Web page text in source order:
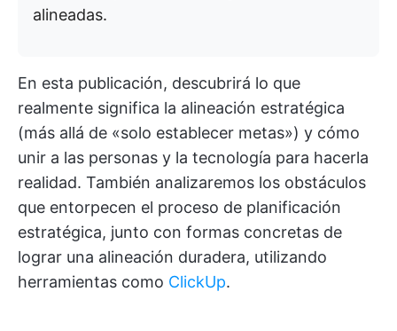
alineadas.
En esta publicación, descubrirá lo que
realmente significa la alineación estratégica
(más allá de «solo establecer metas») y cómo
unir a las personas y la tecnología para hacerla
realidad. También analizaremos los obstáculos
que entorpecen el proceso de planificación
estratégica, junto con formas concretas de
lograr una alineación duradera, utilizando
herramientas como ClickUp.